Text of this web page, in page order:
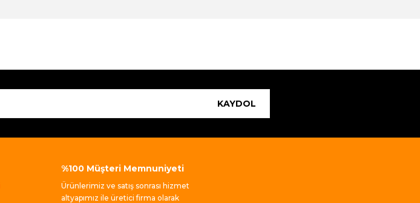
KAYDOL
%100 Müşteri Memnuniyeti
Ürünlerimiz ve satış sonrası hizmet
altyapımız ile üretici firma olarak